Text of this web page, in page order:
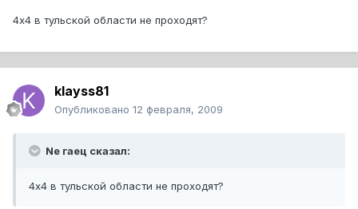
4х4 в тульской области не проходят?
klayss81
Опубликовано 12 февраля, 2009
Ne гаец сказал:
4х4 в тульской области не проходят?